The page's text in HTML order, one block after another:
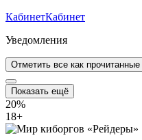
КабинетКабинет
Уведомления
Отметить все как прочитанные
Показать ещё
20%
18+